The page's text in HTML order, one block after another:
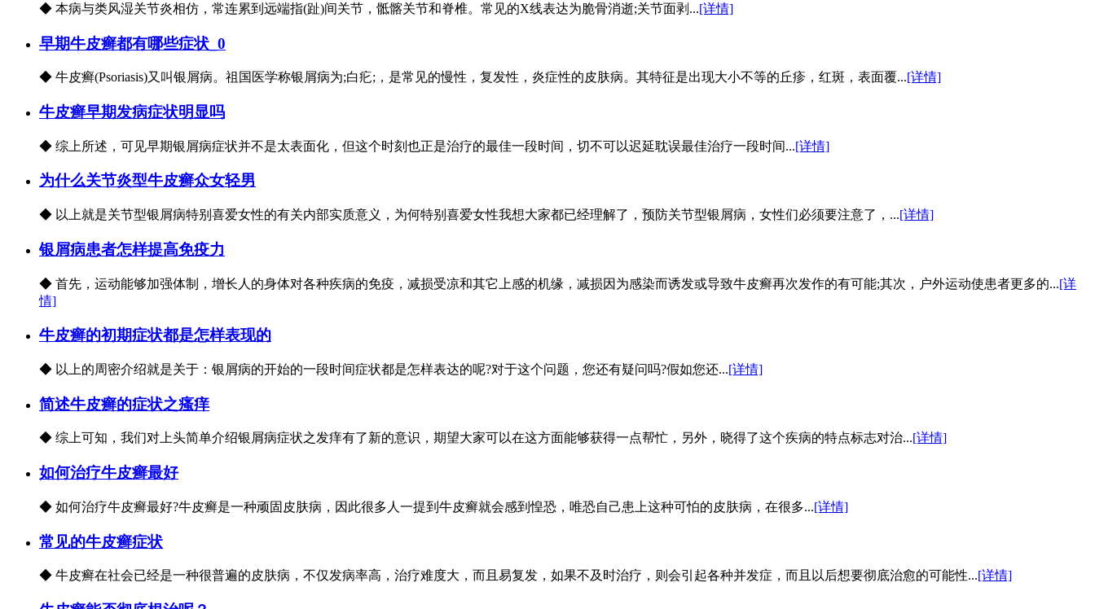
◆ 本病与类风湿关节炎相仿，常连累到远端指(趾)间关节，骶髂关节和脊椎。常见的X线表达为脆骨消逝;关节面剥...[详情]
早期牛皮癣都有哪些症状_0
◆ 牛皮癣(Psoriasis)又叫银屑病。祖国医学称银屑病为;白疕;，是常见的慢性，复发性，炎症性的皮肤病。其特征是出现大小不等的丘疹，红斑，表面覆...[详情]
牛皮癣早期发病症状明显吗
◆ 综上所述，可见早期银屑病症状并不是太表面化，但这个时刻也正是治疗的最佳一段时间，切不可以迟延耽误最佳治疗一段时间...[详情]
为什么关节炎型牛皮癣众女轻男
◆ 以上就是关节型银屑病特别喜爱女性的有关内部实质意义，为何特别喜爱女性我想大家都已经理解了，预防关节型银屑病，女性们必须要注意了，...[详情]
银屑病患者怎样提高免疫力
◆ 首先，运动能够加强体制，增长人的身体对各种疾病的免疫，减损受凉和其它上感的机缘，减损因为感染而诱发或导致牛皮癣再次发作的有可能;其次，户外运动使患者更多的...[详
情]
牛皮癣的初期症状都是怎样表现的
◆ 以上的周密介绍就是关于：银屑病的开始的一段时间症状都是怎样表达的呢?对于这个问题，您还有疑问吗?假如您还...[详情]
简述牛皮癣的症状之瘙痒
◆ 综上可知，我们对上头简单介绍银屑病症状之发痒有了新的意识，期望大家可以在这方面能够获得一点帮忙，另外，晓得了这个疾病的特点标志对治...[详情]
如何治疗牛皮癣最好
◆ 如何治疗牛皮癣最好?牛皮癣是一种顽固皮肤病，因此很多人一提到牛皮癣就会感到惶恐，唯恐自己患上这种可怕的皮肤病，在很多...[详情]
常见的牛皮癣症状
◆ 牛皮癣在社会已经是一种很普遍的皮肤病，不仅发病率高，治疗难度大，而且易复发，如果不及时治疗，则会引起各种并发症，而且以后想要彻底治愈的可能性...[详情]